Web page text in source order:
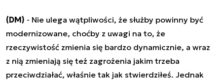
(DM) - Nie ulega wątpliwości, że służby powinny być
modernizowane, choćby z uwagi na to, że
rzeczywistość zmienia się bardzo dynamicznie, a wraz
z nią zmieniają się też zagrożenia jakim trzeba
przeciwdziałać, właśnie tak jak stwierdziłeś. Jednak